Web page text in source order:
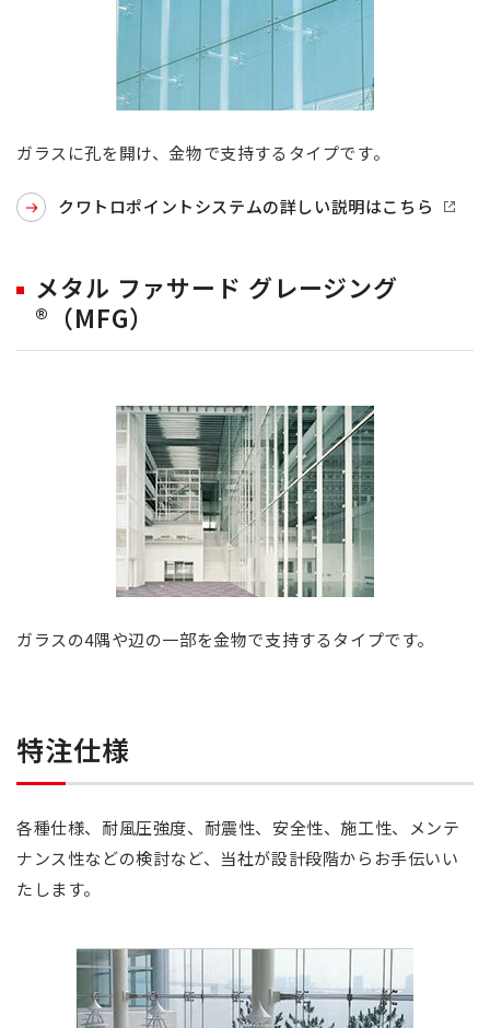
ガラスに孔を開け、金物で支持するタイプです。
クワトロポイントシステムの詳しい説明はこちら
メタル ファサード グレージング
®（MFG）
ガラスの4隅や辺の一部を金物で支持するタイプです。
特注仕様
各種仕様、耐風圧強度、耐震性、安全性、施工性、メンテ
ナンス性などの検討など、当社が設計段階からお手伝いい
たします。